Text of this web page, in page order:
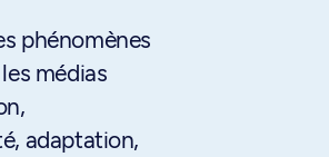
phénomènes
médias
adaptation,